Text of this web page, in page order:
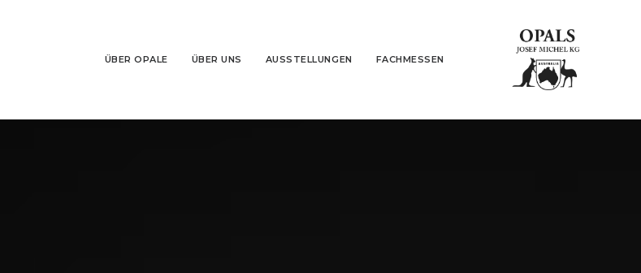
ÜBER OPALE ÜBER UNS AUSSTELLUNGEN FACHMESSEN